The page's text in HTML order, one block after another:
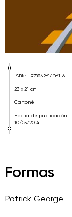
ISBN: 978842614061-6
23 x 21 cm
Cartoné
Fecha de publicación:
10/05/2014
Formas
Patrick George